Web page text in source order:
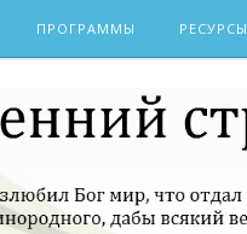
ПРОГРАММЫ РЕСУРСЫ